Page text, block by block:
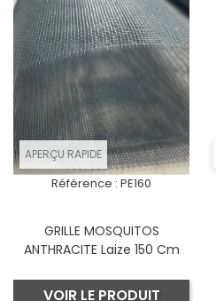
APERÇU RAPIDE
Référence : PE160
GRILLE MOSQUITOS
ANTHRACITE Laize 150 Cm
VOIR LE PRODUIT